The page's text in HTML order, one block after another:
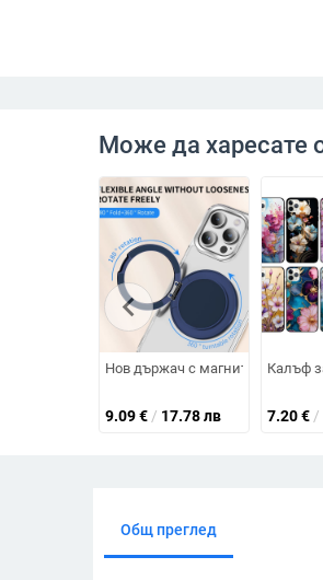
Може да харесате
Нов държач с магнитна глава,
9.09€ / 17.78 лв
Калъф
7.20€ /
chevron_left
Общ преглед